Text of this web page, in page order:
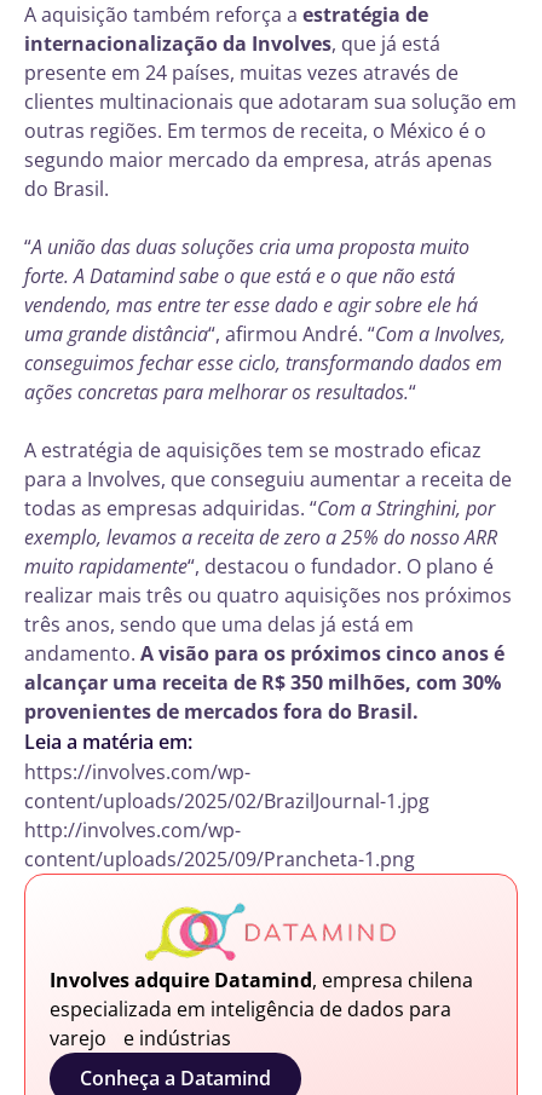
A aquisição também reforça a estratégia de
internacionalização da Involves, que já está
presente em 24 países, muitas vezes através de
clientes multinacionais que adotaram sua solução em
outras regiões. Em termos de receita, o México é o
segundo maior mercado da empresa, atrás apenas
do Brasil.
“A união das duas soluções cria uma proposta muito
forte. A Datamind sabe o que está e o que não está
vendendo, mas entre ter esse dado e agir sobre ele há
uma grande distância“, afirmou André. “Com a Involves,
conseguimos fechar esse ciclo, transformando dados em
ações concretas para melhorar os resultados.“
A estratégia de aquisições tem se mostrado eficaz
para a Involves, que conseguiu aumentar a receita de
todas as empresas adquiridas. “Com a Stringhini, por
exemplo, levamos a receita de zero a 25% do nosso ARR
muito rapidamente“, destacou o fundador. O plano é
realizar mais três ou quatro aquisições nos próximos
três anos, sendo que uma delas já está em
andamento. A visão para os próximos cinco anos é
alcançar uma receita de R$ 350 milhões, com 30%
provenientes de mercados fora do Brasil.
Leia a matéria em:
https://involves.com/wp-
content/uploads/2025/02/BrazilJournal-1.jpg
http://involves.com/wp-
content/uploads/2025/09/Prancheta-1.png
Involves adquire Datamind, empresa chilena
especializada em inteligência de dados para
varejo e indústrias
Conheça a Datamind